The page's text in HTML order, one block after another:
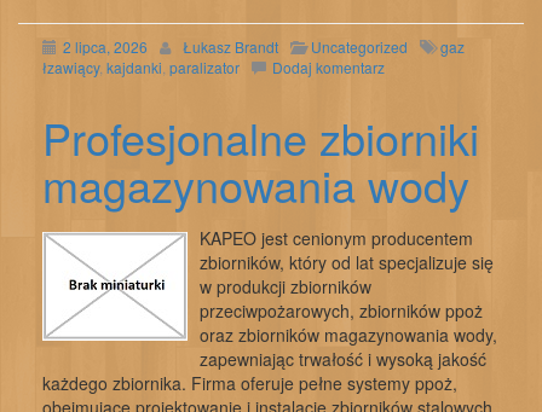
2 lipca, 2026 Łukasz Brandt Uncategorized
gaz
łzawiący, kajdanki paralizator Dodaj komentarz
Profesjonalne zbiorniki
magazynowania wody
KAPEO jest cenionym producentem
zbiorników, który od lat specjalizuje się
w produkcji zbiorników
przeciwpożarowych, zbiorników ppoż
oraz zbiorników magazynowania wody,
zapewniając trwałość i wysoką jakość
każdego zbiornika. Firma oferuje pełne systemy ppoż,
obejmujące projektowanie i instalację zbiorników stalowych